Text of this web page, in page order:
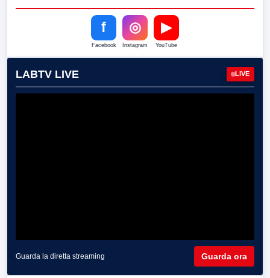
f
Facebook
◎
Instagram
▶
YouTube
LABTV LIVE LIVE
Guarda la diretta streaming Guarda ora